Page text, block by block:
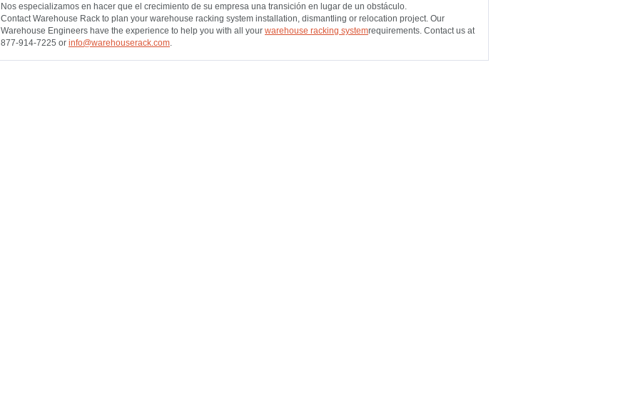
Nos especializamos en hacer que el crecimiento de su empresa una transición en lugar de un obstáculo.
Contact Warehouse Rack to plan your warehouse racking system installation, dismantling or relocation project. Our
Warehouse Engineers have the experience to help you with all your warehouse racking systemrequirements. Contact us at
877-914-7225 or info@warehouserack.com.